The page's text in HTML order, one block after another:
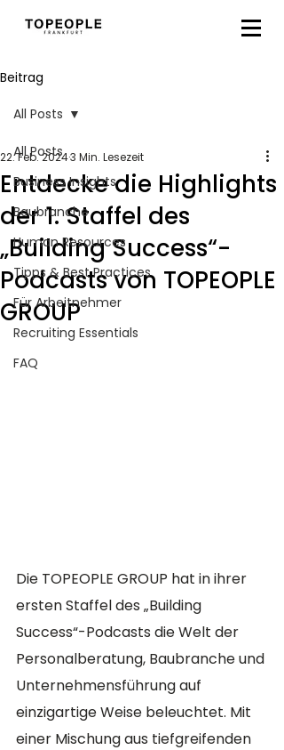
Beitrag
All Posts
Business Insights
Baubranche
Human Resources
Tipps & Best Practices
Für Arbeitnehmer
Recruiting Essentials
FAQ
All Posts
Entdecke die Highlights
der 1. Staffel des
„Building Success“-
Podcasts von TOPEOPLE
GROUP
22. Feb. 20243 Min. Lesezeit
Die TOPEOPLE GROUP hat in ihrer
ersten Staffel des „Building
Success“-Podcasts die Welt der
Personalberatung, Baubranche und
Unternehmensführung auf
einzigartige Weise beleuchtet. Mit
einer Mischung aus tiefgreifenden